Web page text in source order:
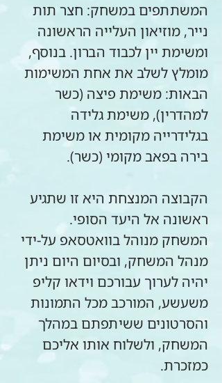
המשתתפים במשחק: חצר תות
נייר, מוזיאון העלייה הראשונה
ומשימת יין לכבוד הברון. בנוסף,
מומלץ לשלב את אחת המשימות
הבאות: משימת פיצה (כשר
למהדרין), משימת גלידה
בגלידרייה מקומית או משימת
בירה בפאב מקומי (כשר).
הקבוצה המנצחת היא זו שתגיע
ראשונה אל היעד הסופי.
המשחק מנוהל בוואטסאפ על-ידי
מנהל המשחק, ובסיום היום ניתן
יהיה לערוך עבורכם וידאו קליפ
משעשע, המורכב מכל התמונות
והסרטונים ששיתפתם במהלך
המשחק, ולשלוח אותו אליכם
כמזכרת.